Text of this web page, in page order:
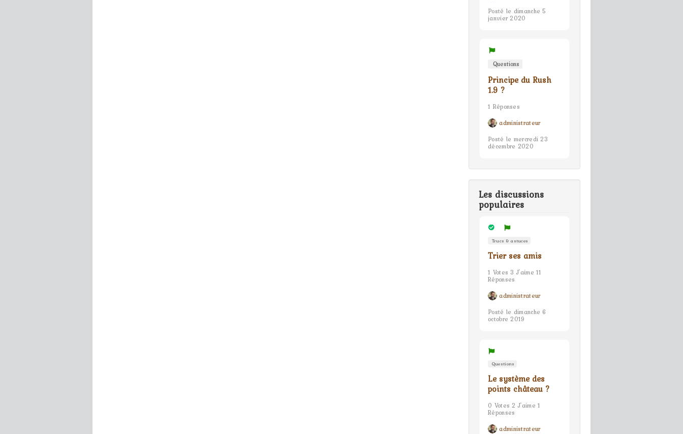
Posté le dimanche 5
janvier 2020
Questions
Principe du Rush
1.9 ?
1 Réponses
administrateur
Posté le mercredi 23
décembre 2020
Les discussions
populaires
Trucs & astuces
Trier ses amis
1 Votes 3 J'aime 11
Réponses
administrateur
Posté le dimanche 6
octobre 2019
Questions
Le système des
points château ?
0 Votes 2 J'aime 1
Réponses
administrateur